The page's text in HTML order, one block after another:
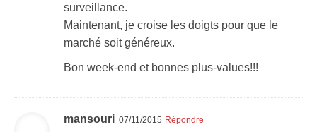
surveillance.
Maintenant, je croise les doigts pour que le
marché soit généreux.
Bon week-end et bonnes plus-values!!!
mansouri 07/11/2015 Répondre